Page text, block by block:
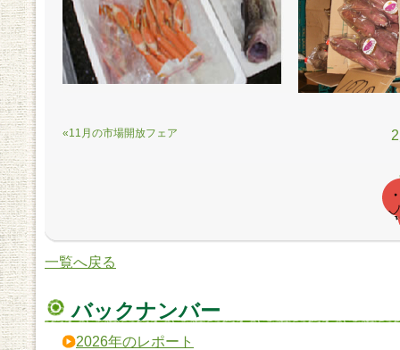
«11月の市場開放フェア
一覧へ戻る
バックナンバー
2026年のレポート